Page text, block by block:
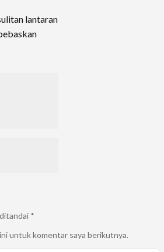
lantaran
*
untuk komentar saya berikutnya.